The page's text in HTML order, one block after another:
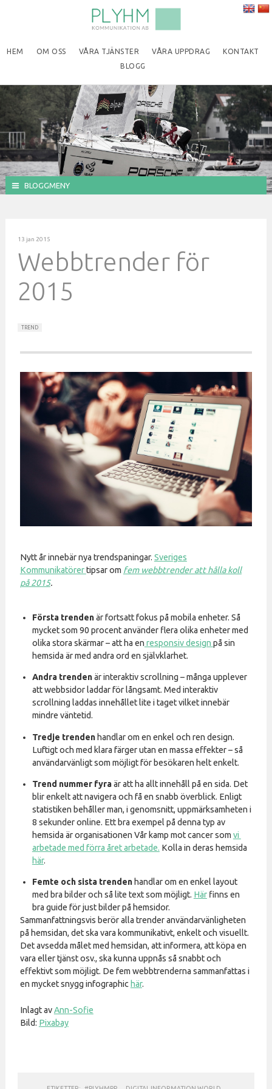
HEM OM OSS VÅRA TJÄNSTER VÅRA UPPDRAG
KONTAKT
BLOGG
BLOGGMENY
13 jan 2015
Webbtrender för
2015
TREND
Nytt år innebär nya trendspaningar. Sveriges
Kommunikatörertipsar om fem webbtrender att hålla koll
på 2015.
Första trendenär fortsatt fokus på mobila enheter. Så
mycket som 90 procent använder flera olika enheter med
olika stora skärmar – att ha en responsiv design på sin
hemsida är med andra ord en självklarhet.
Andra trendenär interaktiv scrollning – många upplever
att webbsidor laddar för långsamt. Med interaktiv
scrollning laddas innehållet lite i taget vilket innebär
mindre väntetid.
Tredje trendenhandlar om en enkel och ren design.
Luftigt och med klara färger utan en massa effekter – så
användarvänligt som möjligt för besökaren helt enkelt.
Trend nummer fyraär att ha allt innehåll på en sida. Det
blir enkelt att navigera och få en snabb överblick. Enligt
statistiken behåller man, i genomsnitt, uppmärksamheten i
8 sekunder online. Ett bra exempel på denna typ av
hemsida är organisationen Vår kamp mot cancer som vi
arbetade med förra året arbetade. Kolla in deras hemsida
här.
Femte och sista trendenhandlar om en enkel layout
med bra bilder och så lite text som möjligt. Härfinns en
bra guide för just bilder på hemsidor.
Sammanfattningsvis berör alla trender användarvänligheten
på hemsidan, det ska vara kommunikativt, enkelt och visuellt.
Det avsedda målet med hemsidan, att informera, att köpa en
vara eller tjänst osv., ska kunna uppnås så snabbt och
effektivt som möjligt. De fem webbtrenderna sammanfattas i
en mycket snygg infographic här.
Inlagt avAnn-Sofie
Bild: Pixabay